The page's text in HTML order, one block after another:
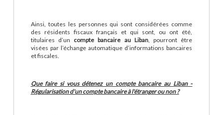
Ainsi, toutes les personnes qui sont considérées comme
des résidents fiscaux français et qui sont, ou ont été,
titulaires d’un compte bancaire au Liban, pourront être
visées par l’échange automatique d’informations bancaires
et fiscales.
Que faire si vous détenez un compte bancaire au Liban -
Régularisation d'un compte bancaire à l'étranger ou non ?